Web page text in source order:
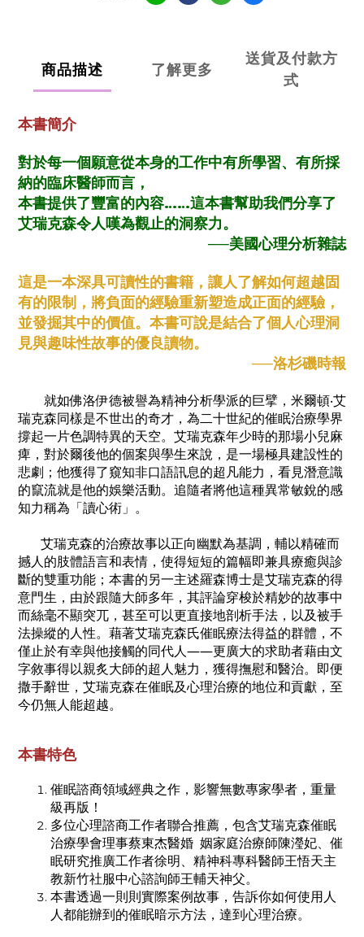
商品描述 了解更多
送貨及付款方
式
本書簡介
對於每一個願意從本身的工作中有所學習、有所採
納的臨床醫師而言，
本書提供了豐富的內容……這本書幫助我們分享了
艾瑞克森令人嘆為觀止的洞察力。
──美國心理分析雜誌
這是一本深具可讀性的書籍，讓人了解如何超越固
有的限制，將負面的經驗重新塑造成正面的經驗，
並發掘其中的價值。本書可說是結合了個人心理洞
見與趣味性故事的優良讀物。
──洛杉磯時報
就如佛洛伊德被譽為精神分析學派的巨擘，米爾頓‧艾
瑞克森同樣是不世出的奇才，為二十世紀的催眠治療學界
撐起一片色調特異的天空。艾瑞克森年少時的那場小兒麻
痺，對於爾後他的個案與學生來說，是一場極具建設性的
悲劇；他獲得了窺知非口語訊息的超凡能力，看見潛意識
的竄流就是他的娛樂活動。追隨者將他這種異常敏銳的感
知力稱為「讀心術」。
艾瑞克森的治療故事以正向幽默為基調，輔以精確而
撼人的肢體語言和表情，使得短短的篇幅即兼具療癒與診
斷的雙重功能；本書的另一主述羅森博士是艾瑞克森的得
意門生，由於跟隨大師多年，其評論穿梭於精妙的故事中
而絲毫不顯突兀，甚至可以更直接地剖析手法，以及被手
法操縱的人性。藉著艾瑞克森氏催眠療法得益的群體，不
僅止於有幸與他接觸的同代人――更廣大的求助者藉由文
字敘事得以親炙大師的超人魅力，獲得撫慰和醫治。即便
撒手辭世，艾瑞克森在催眠及心理治療的地位和貢獻，至
今仍無人能超越。
本書特色
催眠諮商領域經典之作，影響無數專家學者，重量
級再版！
多位心理諮商工作者聯合推薦，包含艾瑞克森催眠
治療學會理事蔡東杰醫婚 姻家庭治療師陳瀅妃、催
眠研究推廣工作者徐明、精神科專科醫師王悟天主
教新竹社服中心諮詢師王輔天神父。
本書透過一則則實際案例故事，告訴你如何使用人
人都能辦到的催眠暗示方法，達到心理治療。